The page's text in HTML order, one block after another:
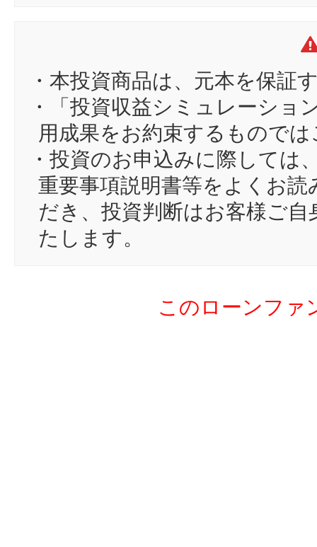
・本投資商品は、元本を保証
・「投資収益シミュレーショ
用成果をお約束するもので
・投資のお申込みに際しては
重要事項説明書等をよくお
だき、投資判断はお客様ご
たします。
このローンファ